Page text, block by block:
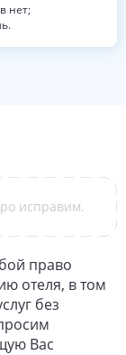
нет;
исправим.
право
отеля, в том
без
Вас